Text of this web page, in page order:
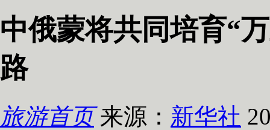
中俄蒙将共同培育“
路
旅游首页 来源： 新华社